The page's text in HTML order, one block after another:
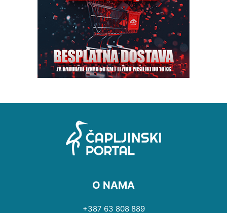
O NAMA
+387 63 808 889